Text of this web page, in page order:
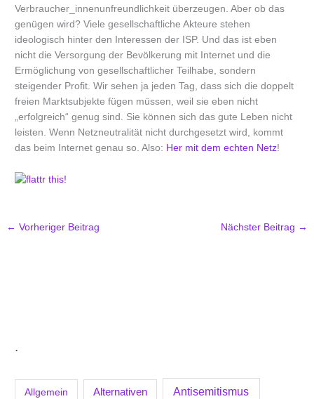
.
Allgemein Alternativen Antisemitismus
Verbraucher_innenunfreundlichkeit überzeugen. Aber ob das
genügen wird? Viele gesellschaftliche Akteure stehen
ideologisch hinter den Interessen der ISP. Und das ist eben
nicht die Versorgung der Bevölkerung mit Internet und die
Ermöglichung von gesellschaftlicher Teilhabe, sondern
steigender Profit. Wir sehen ja jeden Tag, dass sich die doppelt
freien Marktsubjekte fügen müssen, weil sie eben nicht
„erfolgreich“ genug sind. Sie können sich das gute Leben nicht
leisten. Wenn Netzneutralität nicht durchgesetzt wird, kommt
das beim Internet genau so. Also: Her mit dem echten Netz!
← Vorheriger Beitrag Nächster Beitrag →